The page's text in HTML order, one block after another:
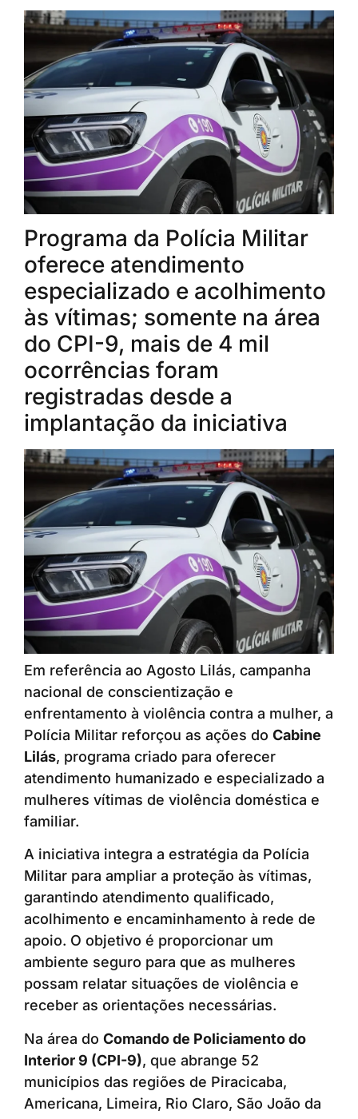
Programa da Polícia Militar
oferece atendimento
especializado e acolhimento
às vítimas; somente na área
do CPI-9, mais de 4 mil
ocorrências foram
registradas desde a
implantação da iniciativa
Em referência ao Agosto Lilás, campanha
nacional de conscientização e
enfrentamento à violência contra a mulher, a
Polícia Militar reforçou as ações do Cabine
Lilás, programa criado para oferecer
atendimento humanizado e especializado a
mulheres vítimas de violência doméstica e
familiar.
A iniciativa integra a estratégia da Polícia
Militar para ampliar a proteção às vítimas,
garantindo atendimento qualificado,
acolhimento e encaminhamento à rede de
apoio. O objetivo é proporcionar um
ambiente seguro para que as mulheres
possam relatar situações de violência e
receber as orientações necessárias.
Na área do Comando de Policiamento do
Interior 9 (CPI-9), que abrange 52
municípios das regiões de Piracicaba,
Americana, Limeira, Rio Claro, São João da